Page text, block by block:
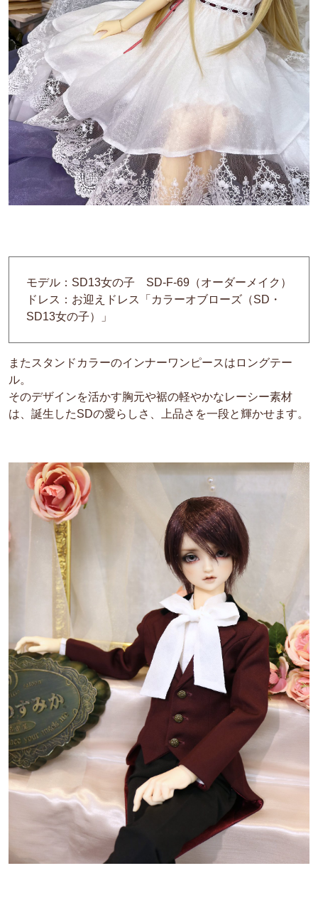
モデル：SD13女の子 SD-F-69（オーダーメイク）
ドレス：お迎えドレス「カラーオブローズ（SD・
SD13女の子）」
またスタンドカラーのインナーワンピースはロングテー
ル。
そのデザインを活かす胸元や裾の軽やかなレーシー素材
は、誕生したSDの愛らしさ、上品さを一段と輝かせます。